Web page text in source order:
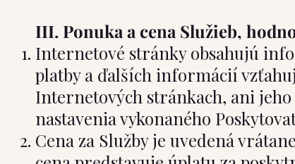
III. Ponuka a cena Služieb,
Internetové stránky obsahujú
platby a ďalších informácií
Internetových stránkach, ani
nastavenia vykonaného
Cena za Služby je uvedená